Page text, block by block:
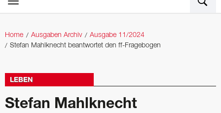
Home Ausgaben Archiv
Ausgabe 11/2024
Stefan Mahlknecht beantwortet den ff-Fragebogen
LEBEN
Stefan Mahlknecht